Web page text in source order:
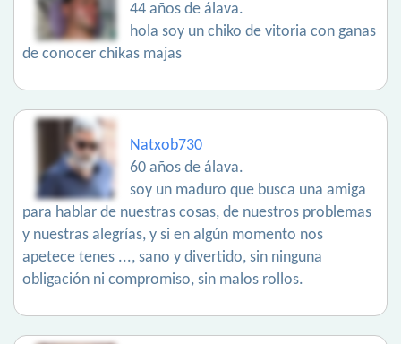
44 años de álava.
hola soy un chiko de vitoria con ganas
de conocer chikas majas
Natxob730
60 años de álava.
soy un maduro que busca una amiga
para hablar de nuestras cosas, de nuestros problemas
y nuestras alegrías, y si en algún momento nos
apetece tenes ..., sano y divertido, sin ninguna
obligación ni compromiso, sin malos rollos.